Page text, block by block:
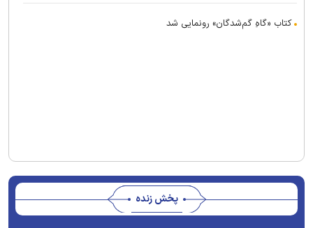
کتاب «گاهِ گم‌شدگان» رونمایی شد
پخش زنده